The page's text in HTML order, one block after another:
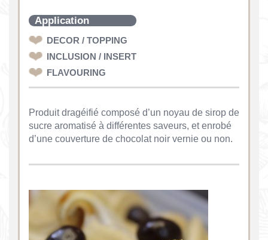
Application
DECOR / TOPPING
INCLUSION / INSERT
FLAVOURING
Produit dragéifié composé d’un noyau de sirop de
sucre aromatisé à différentes saveurs, et enrobé
d’une couverture de chocolat noir vernie ou non.